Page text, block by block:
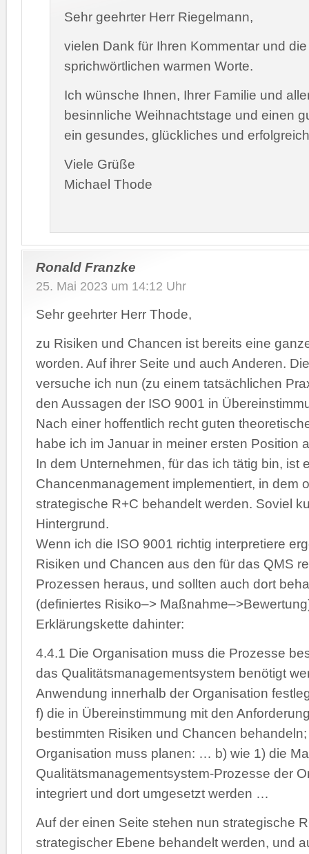
Sehr geehrter Herr Riegelmann,
vielen Dank für Ihren Kommentar und die
sprichwörtlichen warmen Worte.
Ich wünsche Ihnen, Ihrer Familie und
besinnliche Weihnachtstage und einen
ein gesundes, glückliches und
Viele Grüße
Michael Thode
Ronald Franzke
25. Mai 2023 um 14:12 Uhr
Sehr geehrter Herr Thode,
zu Risiken und Chancen ist bereits eine
worden. Auf ihrer Seite und auch Anderen.
versuche ich nun (zu einem tatsächlichen
den Aussagen der ISO 9001 in
Nach einer hoffentlich recht guten
habe ich im Januar in meiner ersten Position
In dem Unternehmen, für das ich tätig bin, ist
Chancenmanagement implementiert, in dem
strategische R+C behandelt werden. Soviel
Hintergrund.
Wenn ich die ISO 9001 richtig interpretiere
Risiken und Chancen aus den für das QMS
Prozessen heraus, und sollten auch dort
(definiertes Risiko–>
Erklärungskette dahinter:
4.4.1 Die Organisation muss die Prozesse
das Qualitätsmanagementsystem benötigt
Anwendung innerhalb der Organisation
f) die in Übereinstimmung mit den
bestimmten Risiken und Chancen
Organisation muss planen: … b) wie 1) die
Qualitätsmanagementsystem-Prozesse der
integriert und dort umgesetzt werden …
Auf der einen Seite stehen nun strategische
strategischer Ebene behandelt werden, und